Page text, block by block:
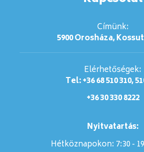
Címünk:
5900 Orosháza,
Elérhetőségek:
Tel: +36 68 510 310,
+36 30 330 8222
Nyitvatartás:
Hétköznapokon: 7:30 -